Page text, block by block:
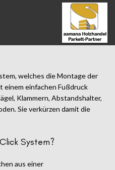
welches die Montage der
einem einfachen Fußdruck
Klammern, Abstandshalter,
Sie verkürzen damit die
System?
aus einer